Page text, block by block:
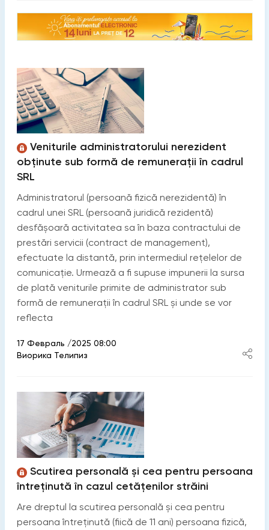
Veniturile administratorului nerezident
obținute sub formă de remunerații în cadrul
SRL
Administratorul (persoană fizică nerezidentă) în
cadrul unei SRL (persoană juridică rezidentă)
desfășoară activitatea sa în baza contractului de
prestări servicii (contract de management),
efectuate la distantă, prin intermediul rețelelor de
comunicație. Urmează a fi supuse impunerii la sursa
de plată veniturile primite de administrator sub
formă de remunerații în cadrul SRL și unde se vor
reflecta
17 Февраль /2025 08:00
Виорика Телипиз
Scutirea personală și cea pentru persoana
întreținută în cazul cetățenilor străini
Are dreptul la scutirea personală și cea pentru
persoana întreținută (fiică de 11 ani) persoana fizică,